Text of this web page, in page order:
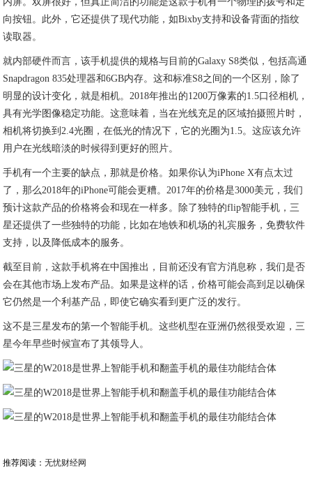
向按钮。此外，它还提供了现代功能，如Bixby支持和设备背面的指纹
读取器。
就内部硬件而言，该手机提供的规格与目前的Galaxy S8类似，包括高通
Snapdragon 835处理器和6GB内存。这和标准S8之间的一个区别，除了
明显的设计变化，就是相机。2018年推出的1200万像素的1.5口径相机，
具有光学图像稳定功能。这意味着，当在光线充足的区域拍摄照片时，
相机将切换到2.4光圈，在低光的情况下，它的光圈为1.5。这应该允许
用户在光线暗淡的时候得到更好的照片。
手机有一个主要的缺点，那就是价格。如果你认为iPhone X有点太过
了，那么2018年的iPhone可能会更糟。2017年的价格是3000美元，我们
预计这款产品的价格将会和现在一样多。除了独特的flip智能手机，三
星还提供了一些独特的功能，比如在地铁和机场的礼宾服务，免费软件
支持，以及降低成本的服务。
截至目前，这款手机将在中国推出，目前还没有官方消息称，我们是否
会在其他市场上发布产品。如果是这样的话，价格可能会高到足以确保
它仍然是一个利基产品，即使它确实看到更广泛的发行。
这不是三星发布的第一个智能手机。这些机型在亚洲仍然很受欢迎，三
星今年早些时候宣布了其领导人。
推荐阅读：无忧财经网